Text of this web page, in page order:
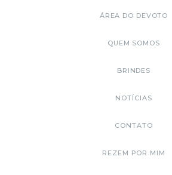
ÁREA DO DEVOTO
QUEM SOMOS
BRINDES
NOTÍCIAS
CONTATO
REZEM POR MIM